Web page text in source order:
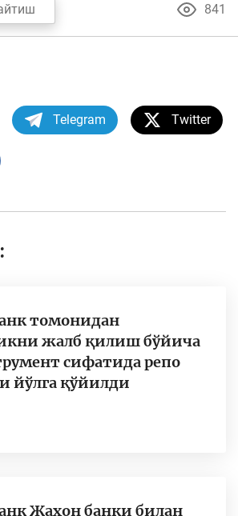
841
Telegram Twitter
томонидан
жалб қилиш бўйича
сифатида репо
йўлга қўйилди
Жаҳон банки билан